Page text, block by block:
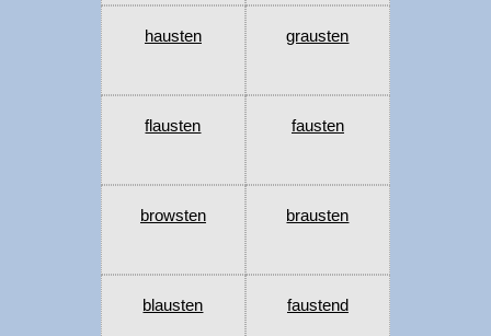
hausten grausten
flausten fausten
browsten brausten
blausten faustend